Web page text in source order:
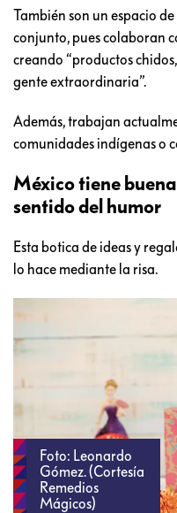
También son un espacio
conjunto, pues colaboran
creando “productos
gente extraordinaria”.
Además, trabajan
comunidades indígenas o
México tiene
sentido del humor
Esta botica de ideas y
lo hace mediante la risa.
Foto: Leonardo
Gómez. (Cortesía
Remedios
Mágicos)